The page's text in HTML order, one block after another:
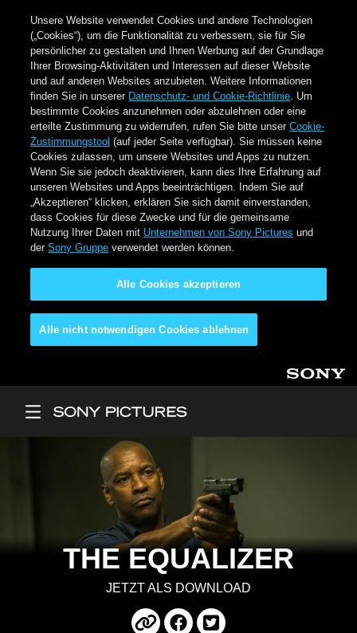
Unsere Website verwendet Cookies und andere Technologien
(„Cookies“), um die Funktionalität zu verbessern, sie für Sie
persönlicher zu gestalten und Ihnen Werbung auf der Grundlage
Ihrer Browsing-Aktivitäten und Interessen auf dieser Website
und auf anderen Websites anzubieten. Weitere Informationen
finden Sie in unserer Datenschutz- und Cookie-Richtlinie. Um
bestimmte Cookies anzunehmen oder abzulehnen oder eine
erteilte Zustimmung zu widerrufen, rufen Sie bitte unserCookie-
Zustimmungstool (auf jeder Seite verfügbar). Sie müssen keine
Cookies zulassen, um unsere Websites und Apps zu nutzen.
Wenn Sie sie jedoch deaktivieren, kann dies Ihre Erfahrung auf
unseren Websites und Apps beeinträchtigen. Indem Sie auf
„Akzeptieren“ klicken, erklären Sie sich damit einverstanden,
dass Cookies für diese Zwecke und für die gemeinsame
Nutzung Ihrer Daten mit Unternehmen von Sony Pictures und
derSony Gruppe verwendet werden können.
Alle nicht notwendigen Cookies ablehnen
Alle Cookies akzeptieren
THE EQUALIZER
JETZT ALS DOWNLOAD